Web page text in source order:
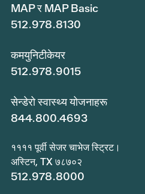
MAP र MAP Basic
512.978.8130
कमयुनिटीकेयर
512.978.9015
सेन्डेरो स्वास्थ्य योजनाहरू
844.800.4693
११११ पूर्वी सेजर चाभेज स्ट्रिट।
अस्टिन, TX ७८७०२
512.978.8000